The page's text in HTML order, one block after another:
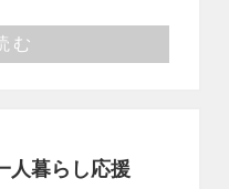
む
暮らし応援